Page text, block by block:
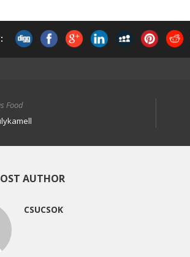
Food
AUTHOR
CSUCSOK